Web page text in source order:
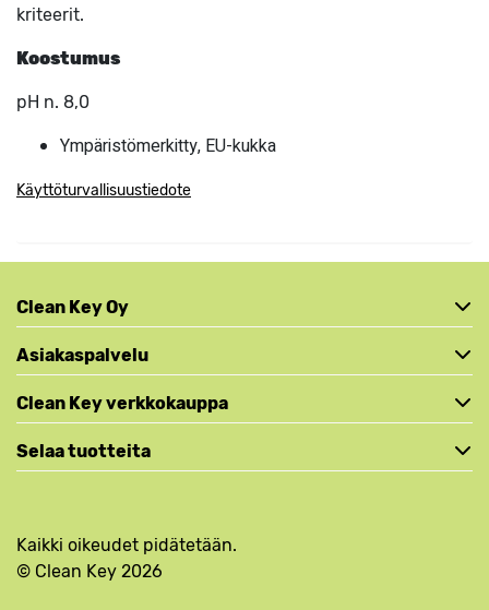
kriteerit.
Koostumus
pH n. 8,0
Ympäristömerkitty, EU-kukka
Käyttöturvallisuustiedote
Clean Key Oy
Asiakaspalvelu
Clean Key verkkokauppa
Selaa tuotteita
Kaikki oikeudet pidätetään.
© Clean Key 2026